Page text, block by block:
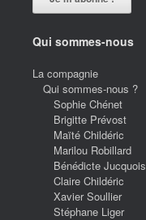
Qui sommes-nous
La compagnie
Qui sommes-nous ?
Sophie Chénet
Brigitte Prévost
Maïté Childéric
Marilou Robillard
Bénédicte Jucquois
Claire Childéric
Xavier Soullier
Stéphane Liger